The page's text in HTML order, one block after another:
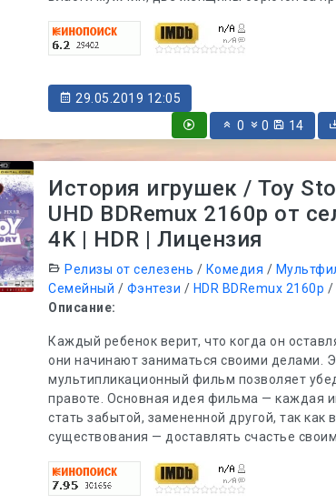
29.05.2019 12:05
0
0 14
История игрушек / Toy
UHD BDRemux 2160p от
4K | HDR | Лицензия
Релизы от селезень / Комедия /
Семейный / Фэнтези / HDR BDRemux 2160p /
Описание:
Каждый ребенок верит, что когда он
они начинают заниматься своими делами.
мультипликационный фильм позволяет
правоте. Основная идея фильма — каждая
стать забытой, замененной другой, так как
существования — доставлять счастье